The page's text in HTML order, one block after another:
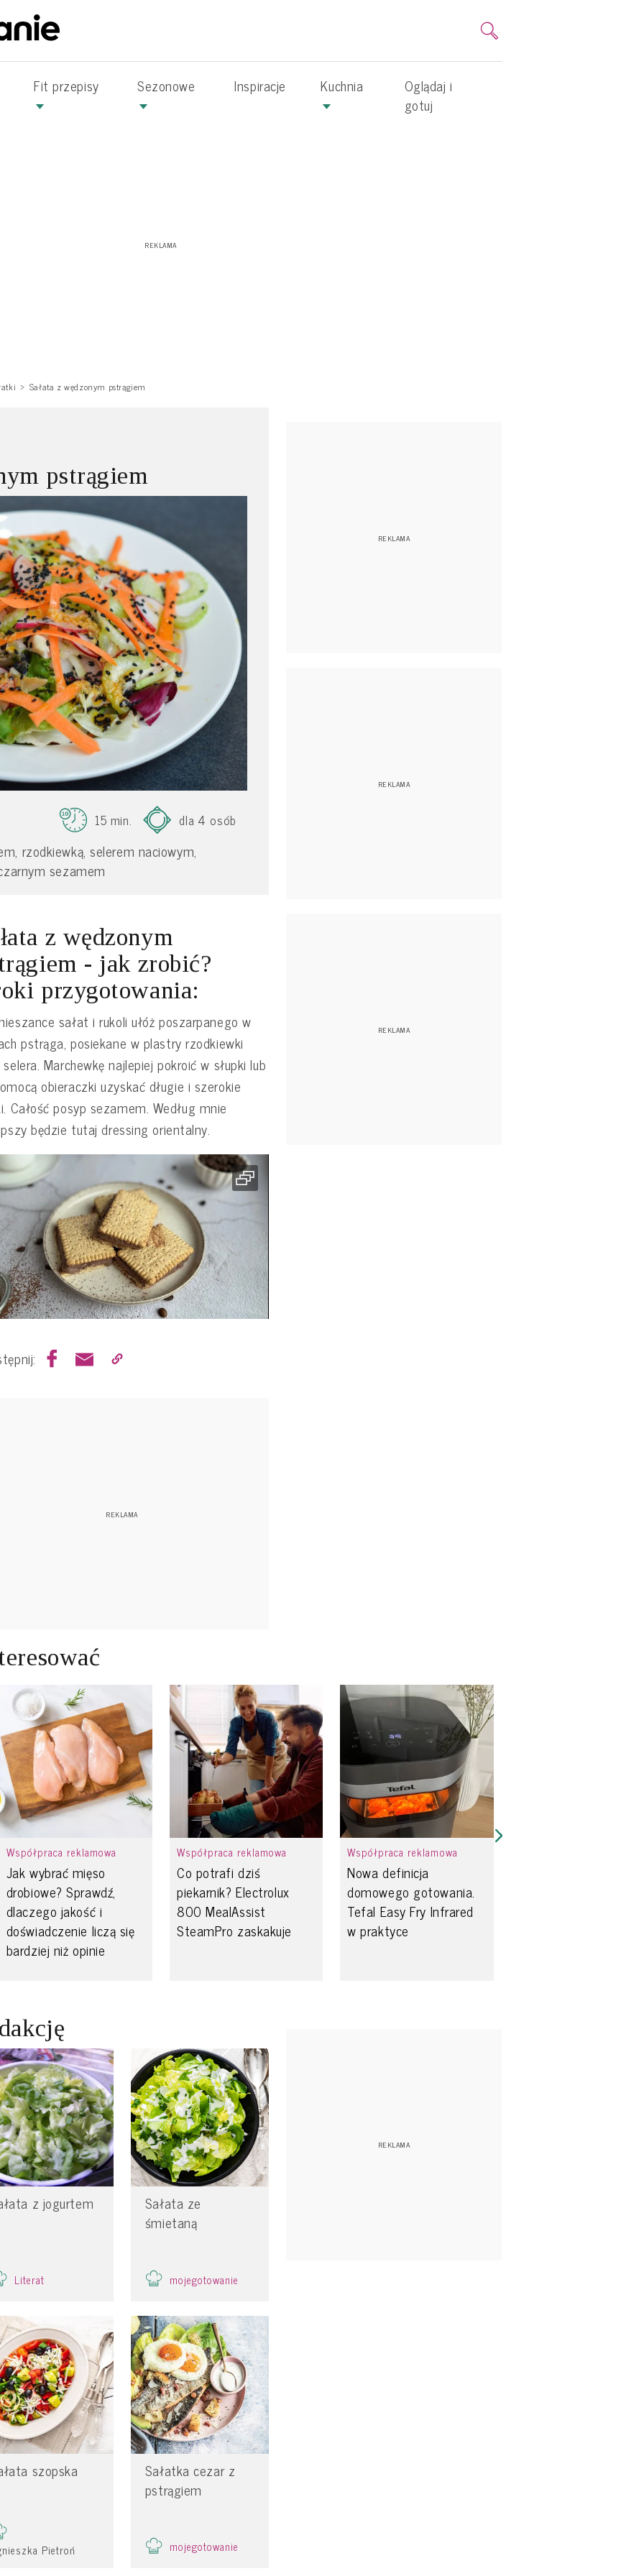
Fit przepisy Sezonowe Inspiracje Kuchnia
Oglądaj i
gotuj
Sałata z wędzonym pstrągiem
pstrągiem
15 min. dla 4 osób
rzodkiewką, selerem naciowym,
sezamem
z wędzonym
- jak zrobić?
przygotowania:
sałat i rukoli ułóż poszarpanego w
pstrąga, posiekane w plastry rzodkiewki
Marchewkę najlepiej pokroić w słupki lub
obieraczki uzyskać długie i szerokie
Całość posyp sezamem. Według mnie
będzie tutaj dressing orientalny.
Współpraca reklamowa
Jak wybrać mięso
drobiowe? Sprawdź,
dlaczego jakość i
doświadczenie liczą się
bardziej niż opinie
Współpraca reklamowa
Co potrafi dziś
piekarnik? Electrolux
800 MealAssist
SteamPro zaskakuje
Współpraca reklamowa
Nowa definicja
domowego gotowania.
Tefal Easy Fry Infrared
w praktyce
z jogurtem
Literat
Sałata ze
śmietaną
mojegotowanie
szopska
Pietroń
Sałatka cezar z
pstrągiem
mojegotowanie